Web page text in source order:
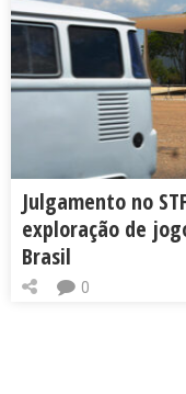
Julgamento no
exploração de
Brasil
0